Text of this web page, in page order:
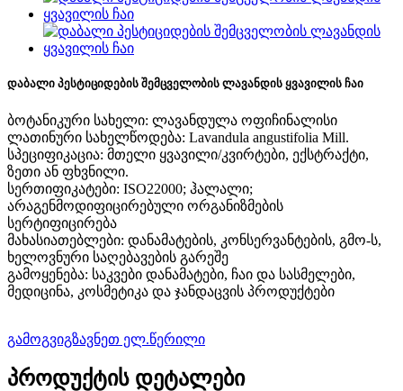
დაბალი პესტიციდების შემცველობის ლავანდის ყვავილის ჩაი
ბოტანიკური სახელი: ლავანდულა ოფიჩინალისი
ლათინური სახელწოდება: Lavandula angustifolia Mill.
სპეციფიკაცია: მთელი ყვავილი/კვირტები, ექსტრაქტი,
ზეთი ან ფხვნილი.
სერთიფიკატები: ISO22000; ჰალალი;
არაგენმოდიფიცირებული ორგანიზმების
სერტიფიცირება
მახასიათებლები: დანამატების, კონსერვანტების, გმო-ს,
ხელოვნური საღებავების გარეშე
გამოყენება: საკვები დანამატები, ჩაი და სასმელები,
მედიცინა, კოსმეტიკა და ჯანდაცვის პროდუქტები
გამოგვიგზავნეთ ელ.წერილი
პროდუქტის დეტალები